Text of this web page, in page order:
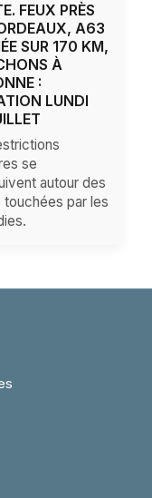
FEUX PRÈS
A63
SUR 170 KM,
À
:
LUNDI
se
autour des
touchées par les